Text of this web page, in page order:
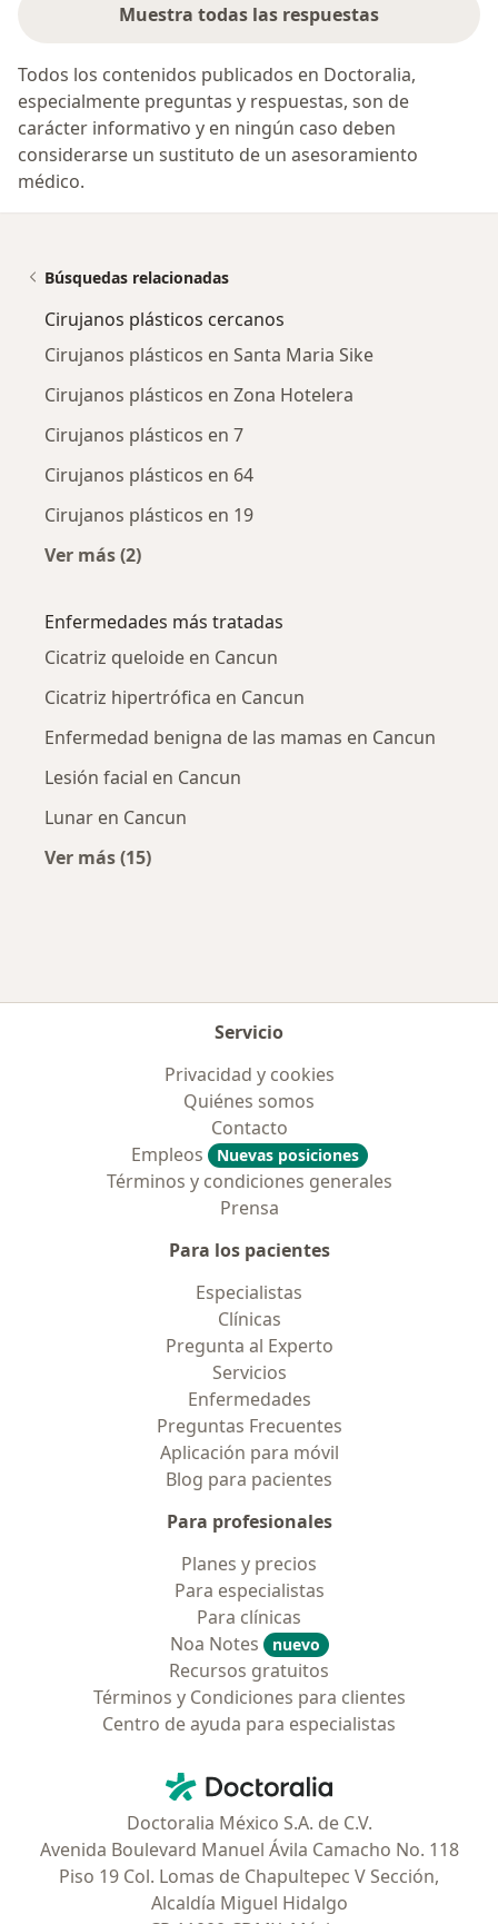
Muestra todas las respuestas
Todos los contenidos publicados en Doctoralia,
especialmente preguntas y respuestas, son de
carácter informativo y en ningún caso deben
considerarse un sustituto de un asesoramiento
médico.
Búsquedas relacionadas
Cirujanos plásticos cercanos
Cirujanos plásticos en Santa Maria Sike
Cirujanos plásticos en Zona Hotelera
Cirujanos plásticos en 7
Cirujanos plásticos en 64
Cirujanos plásticos en 19
Ver más (2)
Enfermedades más tratadas
Cicatriz queloide en Cancun
Cicatriz hipertrófica en Cancun
Enfermedad benigna de las mamas en Cancun
Lesión facial en Cancun
Lunar en Cancun
Ver más (15)
Servicio
Privacidad y cookies
Quiénes somos
Contacto
Empleos
Nuevas posiciones
Términos y condiciones generales
Prensa
Para los pacientes
Especialistas
Clínicas
Pregunta al Experto
Servicios
Enfermedades
Preguntas Frecuentes
Aplicación para móvil
Blog para pacientes
Para profesionales
Planes y precios
Para especialistas
Para clínicas
Noa Notes
nuevo
Recursos gratuitos
Términos y Condiciones para clientes
Centro de ayuda para especialistas
Doctoralia - Página de inicio
Doctoralia México S.A. de C.V.
Avenida Boulevard Manuel Ávila Camacho No. 118
Piso 19 Col. Lomas de Chapultepec V Sección,
Alcaldía Miguel Hidalgo